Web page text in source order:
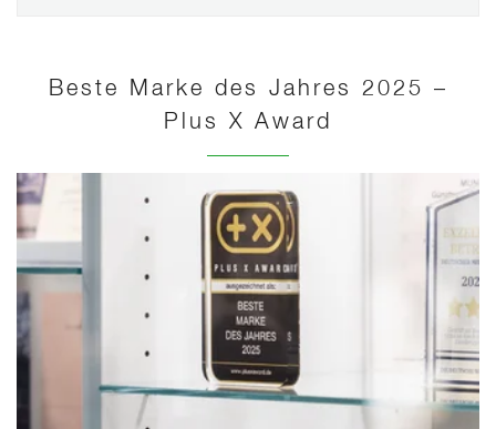
Beste Marke des Jahres 2025 –
Plus X Award